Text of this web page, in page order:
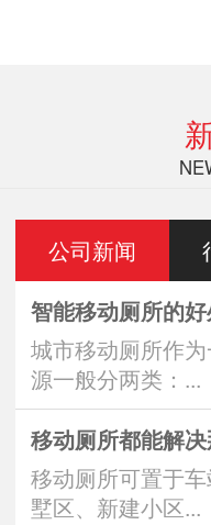
公司新闻
智能移动厕所的
城市移动厕所作
源一般分两类：...
移动厕所都能解
移动厕所可置于
墅区、新建小区...